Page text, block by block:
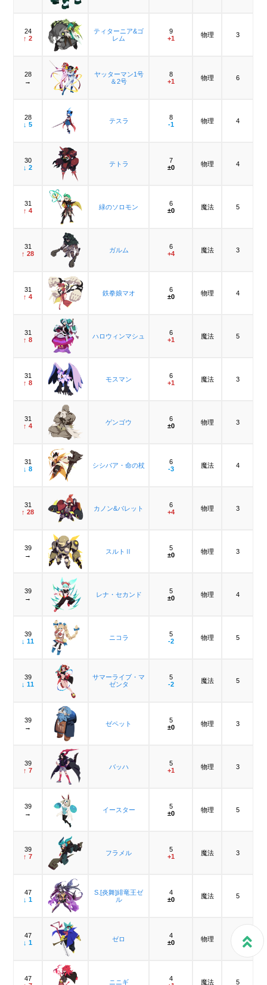
24
↑ 2
ティターニア&ゴ
レム
9
+1
物理 3
28
→
ヤッターマン1号
＆2号
8
+1
物理 6
28
↓ 5
テスラ
8
-1
物理 4
30
↓ 2
テトラ
7
±0
物理 4
31
↑ 4
緑のソロモン
6
±0
魔法 5
31
↑ 28
ガルム
6
+4
魔法 3
31
↑ 4
鉄拳娘マオ
6
±0
物理 4
31
↑ 8
ハロウィンマシュ
6
+1
魔法 5
31
↑ 8
モスマン
6
+1
魔法 3
31
↑ 4
ゲンゴウ
6
±0
物理 3
31
↓ 8
シシバア・命の杖
6
-3
魔法 4
31
↑ 28
カノン&バレット
6
+4
物理 3
39
→
スルトⅡ
5
±0
物理 3
39
→
レナ・セカンド
5
±0
物理 4
39
↓ 11
ニコラ
5
-2
物理 5
39
↓ 11
サマーライブ・マ
ゼンタ
5
-2
魔法 5
39
→
ゼペット
5
±0
物理 3
39
↑ 7
バッハ
5
+1
物理 3
39
→
イースター
5
±0
物理 5
39
↑ 7
フラメル
5
+1
魔法 3
47
↓ 1
S.[炎舞]緋竜王ゼ
ル
4
±0
魔法 5
47
↓ 1
ゼロ
4
±0
物理
47
ニニギ
4
魔法 5